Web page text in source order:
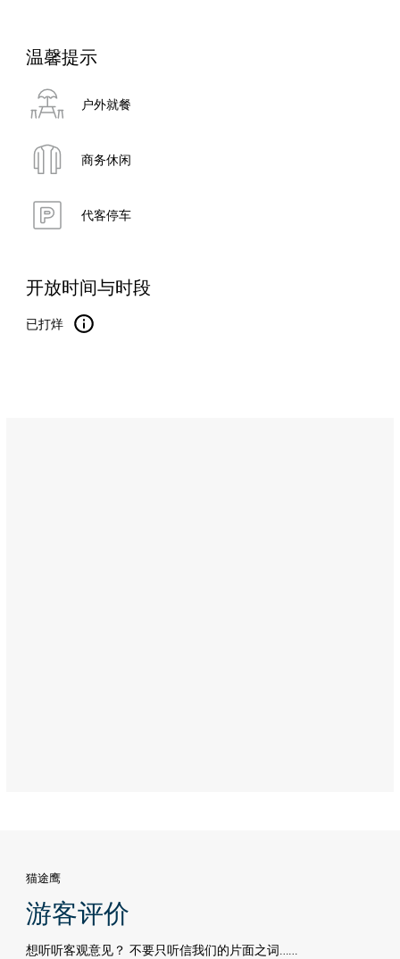
温馨提示
户外就餐
商务休闲
代客停车
开放时间与时段
已打烊
猫途鹰
游客评价
想听听客观意见？ 不要只听信我们的片面之词……